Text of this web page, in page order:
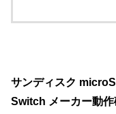
サンディスク
Switch メーカー動